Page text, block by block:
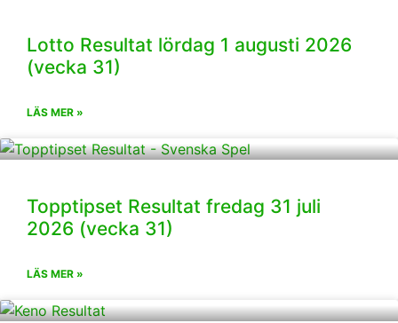
Lotto Resultat lördag 1 augusti 2026
(vecka 31)
LÄS MER »
Topptipset Resultat fredag 31 juli
2026 (vecka 31)
LÄS MER »